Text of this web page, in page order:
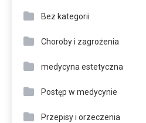
Bez kategorii
Choroby i zagrożenia
medycyna estetyczna
Postęp w medycynie
Przepisy i orzeczenia